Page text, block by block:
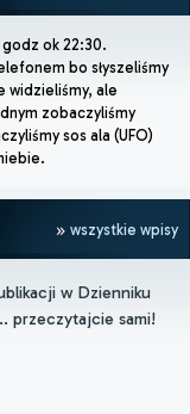
godz ok 22:30.
bo słyszeliśmy
widzieliśmy, ale
zobaczyliśmy
sos ala (UFO)
wszystkie wpisy
w Dzienniku
przeczytajcie sami!